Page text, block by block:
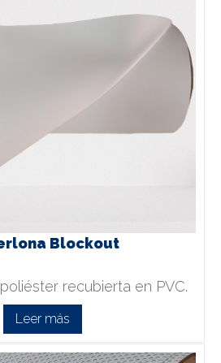
Blockout
recubierta en PVC.
Leer más